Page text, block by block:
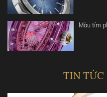
Màu tím
TIN TỨC